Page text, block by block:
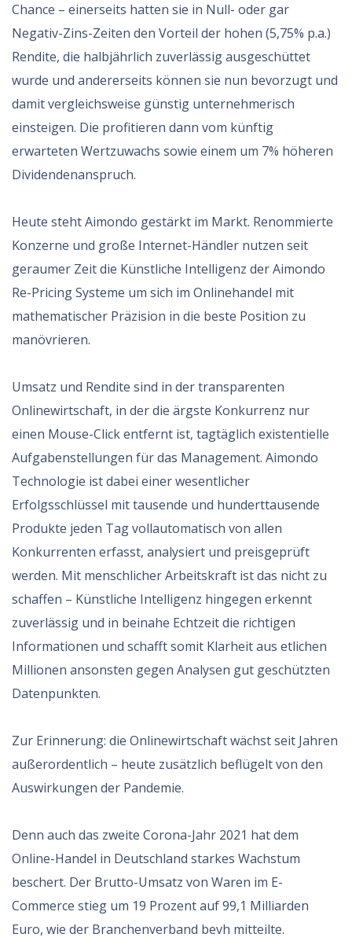
Chance – einerseits hatten sie in Null- oder gar
Negativ-Zins-Zeiten den Vorteil der hohen (5,75% p.a.)
Rendite, die halbjährlich zuverlässig ausgeschüttet
wurde und andererseits können sie nun bevorzugt und
damit vergleichsweise günstig unternehmerisch
einsteigen. Die profitieren dann vom künftig
erwarteten Wertzuwachs sowie einem um 7% höheren
Dividendenanspruch.
Heute steht Aimondo gestärkt im Markt. Renommierte
Konzerne und große Internet-Händler nutzen seit
geraumer Zeit die Künstliche Intelligenz der Aimondo
Re-Pricing Systeme um sich im Onlinehandel mit
mathematischer Präzision in die beste Position zu
manövrieren.
Umsatz und Rendite sind in der transparenten
Onlinewirtschaft, in der die ärgste Konkurrenz nur
einen Mouse-Click entfernt ist, tagtäglich existentielle
Aufgabenstellungen für das Management. Aimondo
Technologie ist dabei einer wesentlicher
Erfolgsschlüssel mit tausende und hunderttausende
Produkte jeden Tag vollautomatisch von allen
Konkurrenten erfasst, analysiert und preisgeprüft
werden. Mit menschlicher Arbeitskraft ist das nicht zu
schaffen – Künstliche Intelligenz hingegen erkennt
zuverlässig und in beinahe Echtzeit die richtigen
Informationen und schafft somit Klarheit aus etlichen
Millionen ansonsten gegen Analysen gut geschützten
Datenpunkten.
Zur Erinnerung: die Onlinewirtschaft wächst seit Jahren
außerordentlich – heute zusätzlich beflügelt von den
Auswirkungen der Pandemie.
Denn auch das zweite Corona-Jahr 2021 hat dem
Online-Handel in Deutschland starkes Wachstum
beschert. Der Brutto-Umsatz von Waren im E-
Commerce stieg um 19 Prozent auf 99,1 Milliarden
Euro, wie der Branchenverband bevh mitteilte.